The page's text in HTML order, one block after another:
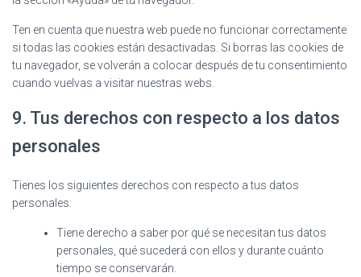
Ten en cuenta que nuestra web puede no funcionar correctamente
si todas las cookies están desactivadas. Si borras las cookies de
tu navegador, se volverán a colocar después de tu consentimiento
cuando vuelvas a visitar nuestras webs.
9. Tus derechos con respecto a los datos
personales
Tienes los siguientes derechos con respecto a tus datos
personales:
Tiene derecho a saber por qué se necesitan tus datos
personales, qué sucederá con ellos y durante cuánto
tiempo se conservarán.